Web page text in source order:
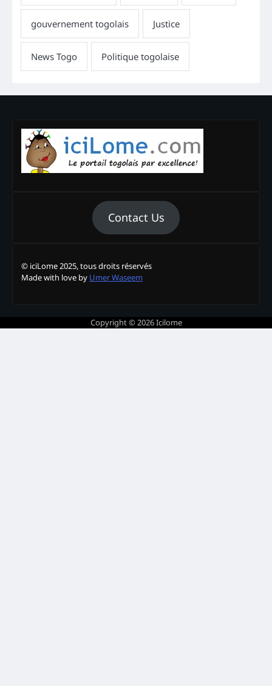
Contact Us
© iciLome 2025, tous droits réservés
Made with love by Umer Waseem
Copyright © 2026Icilome